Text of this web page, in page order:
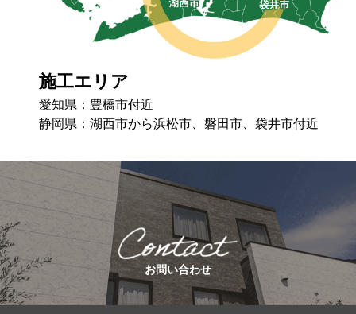
施工エリア
愛知県：豊橋市付近
静岡県：湖⻄市から浜松市、磐⽥市、袋井市付近
お問い合わせ